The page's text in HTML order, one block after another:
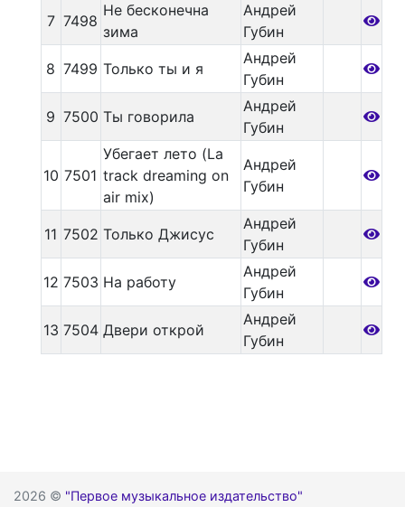
7 7498
Не бесконечна
зима
Андрей
Губин
8 7499 Только ты и я
Андрей
Губин
9 7500 Ты говорила
Андрей
Губин
10 7501
Убегает лето (La
track dreaming on
air mix)
Андрей
Губин
11 7502 Только Джисус
Андрей
Губин
12 7503 На работу
Андрей
Губин
13 7504 Двери открой
Андрей
Губин
2026 © "Первое музыкальное издательство"